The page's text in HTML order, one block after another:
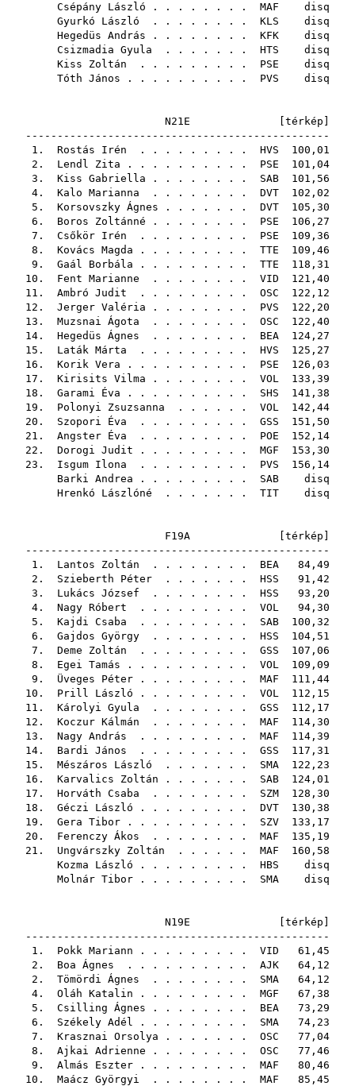
Csépány László . . . . . . . . MAF disq
Gyurkó László . . . . . . . . KLS disq
Hegedüs András . . . . . . . . KFK disq
Csizmadia Gyula . . . . . . . HTS disq
Kiss Zoltán . . . . . . . . . PSE disq
Tóth János . . . . . . . . . . PVS disq
N21E [ térkép
------------------------------------------------
1. Rostás Irén . . . . . . . . . HVS 100,01
2. Lendl Zita . . . . . . . . . . PSE 101,04
3. Kiss Gabriella . . . . . . . . SAB 101,56
4. Kalo Marianna . . . . . . . . DVT 102,02
5. Korsovszky Ágnes . . . . . . . DVT 105,30
6. Boros Zoltánné . . . . . . . . PSE 106,27
7. Csőkör Irén . . . . . . . . . PSE 109,36
8. Kovács Magda . . . . . . . . . TTE 109,46
9. Gaál Borbála . . . . . . . . . TTE 118,31
10. Fent Marianne . . . . . . . . VID 121,40
11. Ambró Judit . . . . . . . . . OSC 122,12
12. Jerger Valéria . . . . . . . . PVS 122,20
13. Muzsnai Ágota . . . . . . . . OSC 122,40
14. Hegedüs Ágnes . . . . . . . . BEA 124,27
15. Laták Márta . . . . . . . . . HVS 125,27
16. Korik Vera . . . . . . . . . . PSE 126,03
17. Kirisits Vilma . . . . . . . . VOL 133,39
18. Garami Éva . . . . . . . . . . SHS 141,38
19. Polonyi Zsuzsanna . . . . . . VOL 142,44
20. Szopori Éva . . . . . . . . . GSS 151,50
21. Angster Éva . . . . . . . . . POE 152,14
22. Dorogi Judit . . . . . . . . . MGF 153,30
23. Isgum Ilona . . . . . . . . . PVS 156,14
Barki Andrea . . . . . . . . . SAB disq
Hrenkó Lászlóné . . . . . . . TIT disq
F19A [ térkép
------------------------------------------------
1. Lantos Zoltán . . . . . . . . BEA 84,49
2. Szieberth Péter . . . . . . . HSS 91,42
3. Lukács József . . . . . . . . HSS 93,20
4. Nagy Róbert . . . . . . . . . VOL 94,30
5. Kajdi Csaba . . . . . . . . . SAB 100,32
6. Gajdos György . . . . . . . . HSS 104,51
7. Deme Zoltán . . . . . . . . . GSS 107,06
8. Egei Tamás . . . . . . . . . . VOL 109,09
9. Üveges Péter . . . . . . . . . MAF 111,44
10. Prill László . . . . . . . . . VOL 112,15
11. Károlyi Gyula . . . . . . . . GSS 112,17
12. Koczur Kálmán . . . . . . . . MAF 114,30
13. Nagy András . . . . . . . . . MAF 114,39
14. Bardi János . . . . . . . . . GSS 117,31
15. Mészáros László . . . . . . . SMA 122,23
16. Karvalics Zoltán . . . . . . . SAB 124,01
17. Horváth Csaba . . . . . . . . SZM 128,30
18. Géczi László . . . . . . . . . DVT 130,38
19. Gera Tibor . . . . . . . . . . SZV 133,17
20. Ferenczy Ákos . . . . . . . . MAF 135,19
21. Ungvárszky Zoltán . . . . . . MAF 160,58
Kozma László . . . . . . . . . HBS disq
Molnár Tibor . . . . . . . . . SMA disq
N19E [ térkép
------------------------------------------------
1. Pokk Mariann . . . . . . . . . VID 61,45
2. Boa Ágnes . . . . . . . . . . AJK 64,12
2. Tömördi Ágnes . . . . . . . . SMA 64,12
4. Oláh Katalin . . . . . . . . . MGF 67,38
5. Csilling Ágnes . . . . . . . . BEA 73,29
6. Székely Adél . . . . . . . . . SMA 74,23
7. Krasznai Orsolya . . . . . . . OSC 77,04
8. Ajkai Adrienne . . . . . . . . OSC 77,46
9. Almás Eszter . . . . . . . . . MAF 80,46
10. Maácz Györgyi . . . . . . . . MAF 85,45